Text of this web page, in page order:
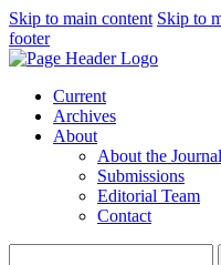
Skip to main content Skip to
footer
Current
Archives
About
About the Journal
Submissions
Editorial Team
Contact